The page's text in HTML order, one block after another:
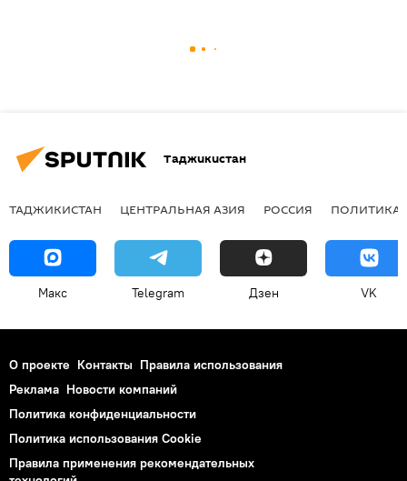
Таджикистан
ТАДЖИКИСТАН ЦЕНТРАЛЬНАЯ АЗИЯ РОССИЯ ПОЛИТИКА
Макс Telegram Дзен VK
О проекте Контакты Правила использования
Реклама Новости компаний
Политика конфиденциальности
Политика использования Cookie
Правила применения рекомендательных